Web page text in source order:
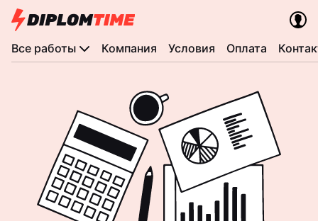
Все работы Компания Условия Оплата